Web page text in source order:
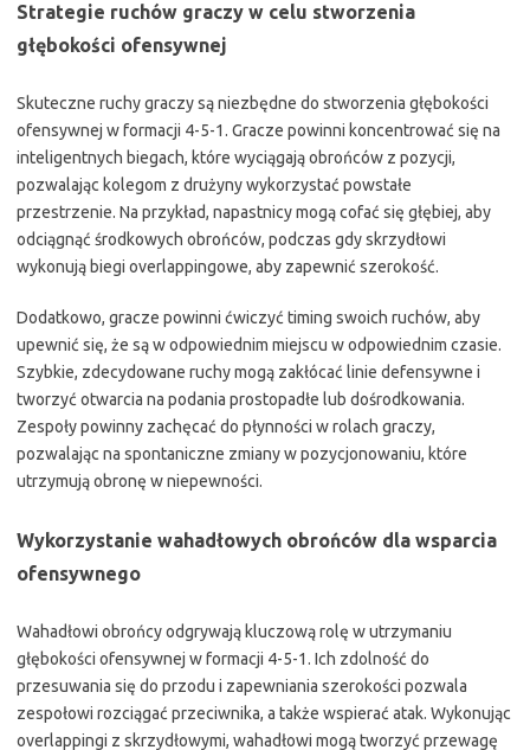
Strategie ruchów graczy w celu stworzenia
głębokości ofensywnej
Skuteczne ruchy graczy są niezbędne do stworzenia głębokości
ofensywnej w formacji 4-5-1. Gracze powinni koncentrować się na
inteligentnych biegach, które wyciągają obrońców z pozycji,
pozwalając kolegom z drużyny wykorzystać powstałe
przestrzenie. Na przykład, napastnicy mogą cofać się głębiej, aby
odciągnąć środkowych obrońców, podczas gdy skrzydłowi
wykonują biegi overlappingowe, aby zapewnić szerokość.
Dodatkowo, gracze powinni ćwiczyć timing swoich ruchów, aby
upewnić się, że są w odpowiednim miejscu w odpowiednim czasie.
Szybkie, zdecydowane ruchy mogą zakłócać linie defensywne i
tworzyć otwarcia na podania prostopadłe lub dośrodkowania.
Zespoły powinny zachęcać do płynności w rolach graczy,
pozwalając na spontaniczne zmiany w pozycjonowaniu, które
utrzymują obronę w niepewności.
Wykorzystanie wahadłowych obrońców dla wsparcia
ofensywnego
Wahadłowi obrońcy odgrywają kluczową rolę w utrzymaniu
głębokości ofensywnej w formacji 4-5-1. Ich zdolność do
przesuwania się do przodu i zapewniania szerokości pozwala
zespołowi rozciągać przeciwnika, a także wspierać atak. Wykonując
overlappingi z skrzydłowymi, wahadłowi mogą tworzyć przewagę